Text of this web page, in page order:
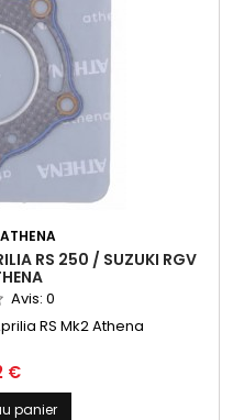
ATHENA
RS 250 / SUZUKI RGV
Avis: 0
RS Mk2 Athena
€
panier